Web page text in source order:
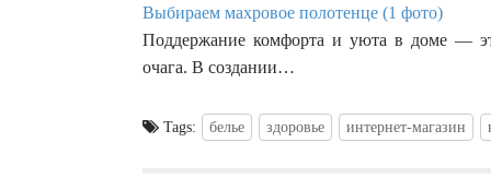
Выбираем махровое полотенце (1 фото)
Поддержание комфорта и уюта в доме —
очага. В создании…
Tags: белье здоровье интернет-магазин